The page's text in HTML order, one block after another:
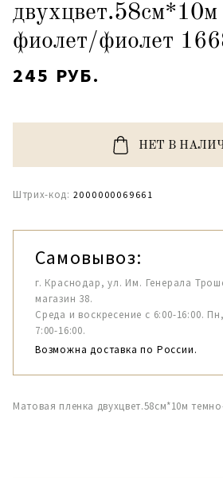
двухцвет.58см*10м
фиолет/фиолет
245 РУБ.
НЕТ В
Штрих-код: 2000000069661
Самовывоз:
г. Краснодар, ул. Им. Генерала
магазин 38.
Среда и воскресение с 6:00-16:00.
7:00-16:00.
Возможна доставка по России.
Матовая пленка двухцвет.58см*10м